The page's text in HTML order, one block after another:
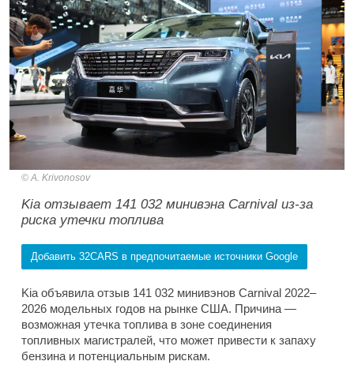
A. Krivonosov
Kia отзывает 141 032 минивэна Carnival из-за
риска утечки топлива
Добавить 32CARS в предпочитаемые источники Google
Kia объявила отзыв 141 032 минивэнов Carnival 2022–
2026 модельных годов на рынке США. Причина —
возможная утечка топлива в зоне соединения
топливных магистралей, что может привести к запаху
бензина и потенциальным рискам.